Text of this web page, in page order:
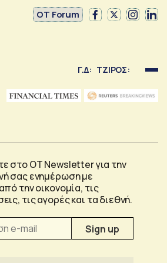
OT Forum
Γ.Δ: ΤΖΙΡΟΣ:
στο OT Newsletter για την
σας ενημέρωση με
την οικονομία, τις
τις αγορές και τα διεθνή.